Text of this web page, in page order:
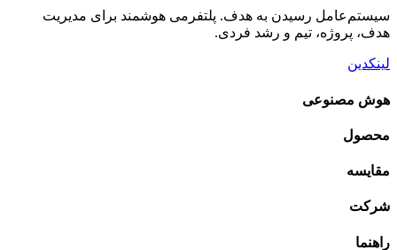
رسیدن به هدف. پلتفرمی هوشمند برای مدیریت
تیم و رشد فردی.